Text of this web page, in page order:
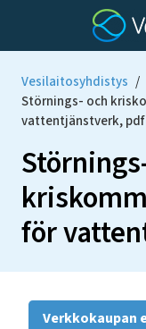
Vesilaitosyhdistys /
Störnings- och
vattentjänstverk, pdf
för
Verkkokaupan